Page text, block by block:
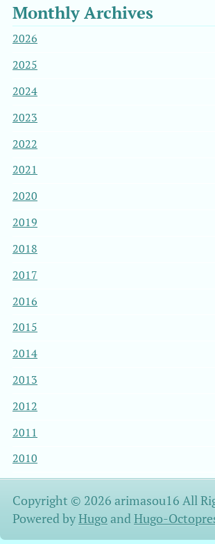
Monthly Archives
2026
2025
2024
2023
2022
2021
2020
2019
2018
2017
2016
2015
2014
2013
2012
2011
2010
Copyright © 2026 arimasou16 All
Powered byHugo andHugo-